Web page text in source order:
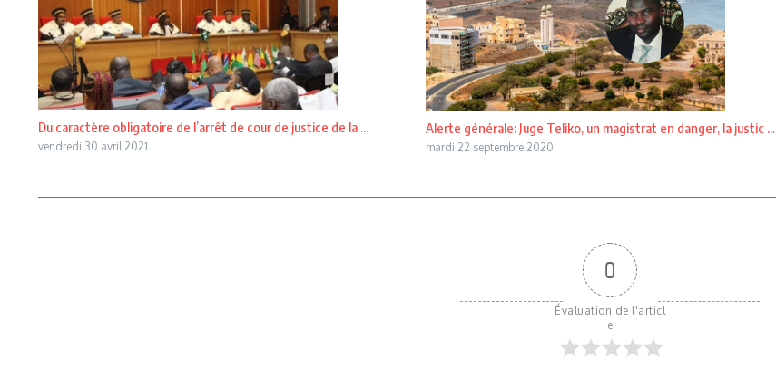
Du caractère obligatoire de l’arrêt de cour de justice de la ...
vendredi 30 avril 2021
Alerte générale: Juge Teliko, un magistrat en danger, la justic ...
mardi 22 septembre 2020
0
Évaluation de l'articl
e